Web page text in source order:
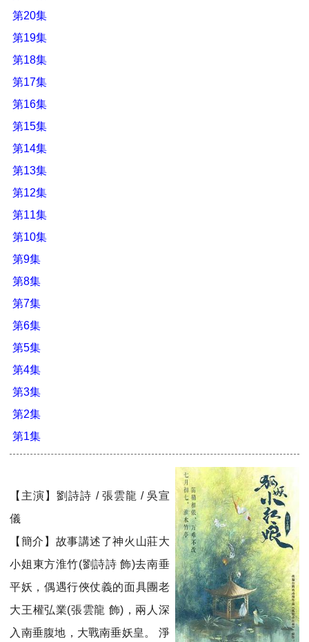
第20集
第19集
第18集
第17集
第16集
第15集
第14集
第13集
第12集
第11集
第10集
第9集
第8集
第7集
第6集
第5集
第4集
第3集
第2集
第1集
【主演】劉詩詩 / 張雲龍 / 吳宣
儀
【簡介】故事講述了神火山莊大
小姐東方淮竹(劉詩詩 飾)去南垂
平妖，偶遇行俠仗義的面具團老
大王權弘業(張雲龍 飾)，兩人深
入南垂腹地，大戰南垂妖皇。 淨